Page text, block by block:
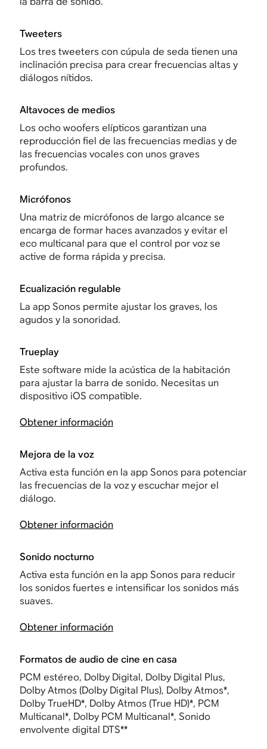
Tweeters
Los tres tweeters con cúpula de seda tienen una
inclinación precisa para crear frecuencias altas y
diálogos nítidos.
Altavoces de medios
Los ocho woofers elípticos garantizan una
reproducción fiel de las frecuencias medias y de
las frecuencias vocales con unos graves
profundos.
Micrófonos
Una matriz de micrófonos de largo alcance se
encarga de formar haces avanzados y evitar el
eco multicanal para que el control por voz se
active de forma rápida y precisa.
Ecualización regulable
La app Sonos permite ajustar los graves, los
agudos y la sonoridad.
Trueplay
Este software mide la acústica de la habitación
para ajustar la barra de sonido. Necesitas un
dispositivo iOS compatible.
Obtener información
Mejora de la voz
Activa esta función en la app Sonos para potenciar
las frecuencias de la voz y escuchar mejor el
diálogo.
Obtener información
Sonido nocturno
Activa esta función en la app Sonos para reducir
los sonidos fuertes e intensificar los sonidos más
suaves.
Obtener información
Formatos de audio de cine en casa
PCM estéreo, Dolby Digital, Dolby Digital Plus,
Dolby Atmos (Dolby Digital Plus), Dolby Atmos*,
Dolby TrueHD*, Dolby Atmos (True HD)*, PCM
Multicanal*, Dolby PCM Multicanal*, Sonido
envolvente digital DTS**